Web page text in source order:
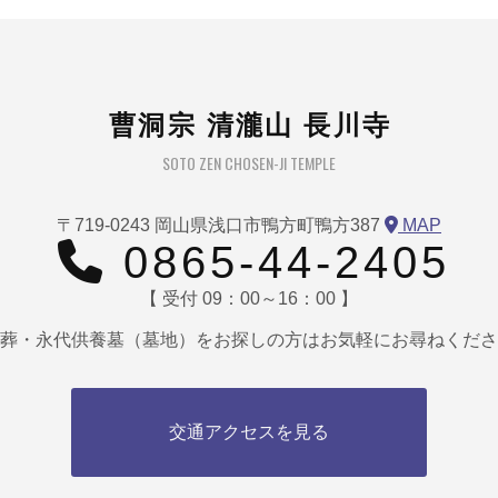
曹洞宗 清瀧山 長川寺
SOTO ZEN CHOSEN-JI TEMPLE
〒719-0243 岡山県浅口市鴨方町鴨方387 MAP
0865-44-2405
【 受付 09：00～16：00 】
・永代供養墓（墓地）をお探しの方はお気軽にお尋ねくだ
交通アクセスを見る